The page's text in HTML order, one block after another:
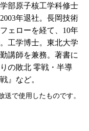
部原子核工学科修士
年退社。長岡技術
ェローを経て、10年
工学博士。東北大学
講師を兼務。著書に
の敗北 零戦・半導
』など。
送で使用したものです。